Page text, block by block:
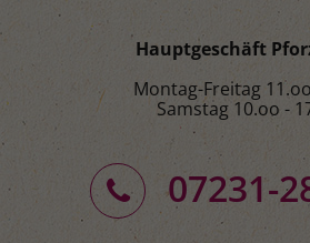
Hauptgeschäft
Montag-Freitag
Samstag 10.oo -
07231-